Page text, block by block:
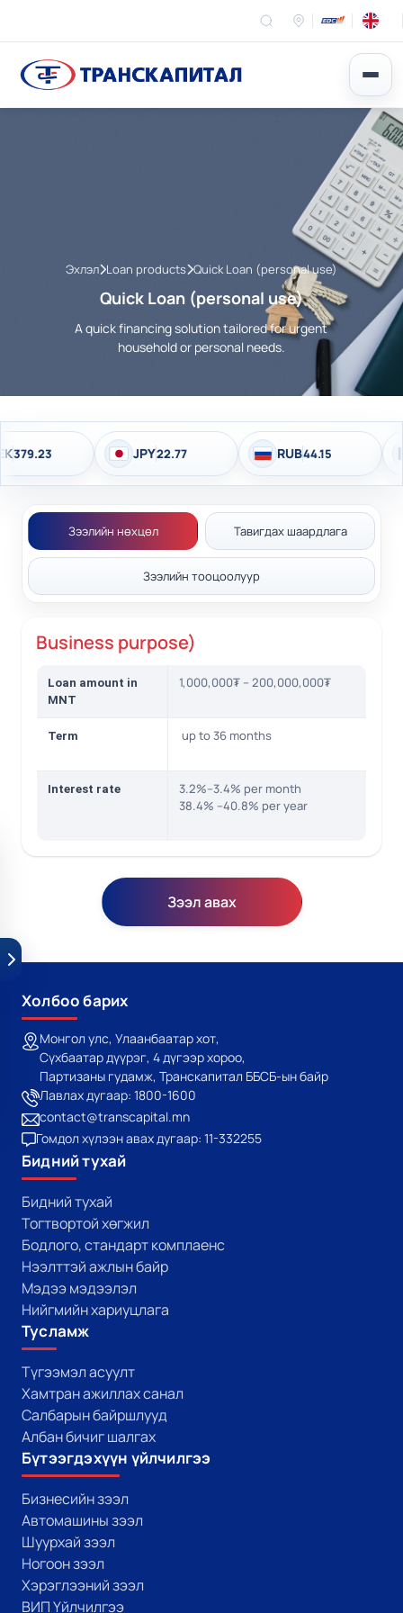
Эхлэл Loan products Quick Loan (personal use)
Quick Loan (personal use)
A quick financing solution tailored for urgent
household or personal needs.
JPY 22.77 RUB44.15
Зээлийн нөхцөл Тавигдах шаардлага
Зээлийн тооцоолуур
Business purpose)
Loan amount in
MNT
1,000,000₮ – 200,000,000₮
Term up to 36 months
Interest rate
3.2%–3.4% per month
38.4% –40.8% per year
Зээл авах
Холбоо барих
Монгол улс, Улаанбаатар хот,
Сүхбаатар дүүрэг, 4 дүгээр хороо,
Партизаны гудамж, Транскапитал ББСБ-ын байр
Лавлах дугаар: 1800-1600
contact@transcapital.mn
Гомдол хүлээн авах дугаар: 11-332255
Бидний тухай
Бидний тухай
Тогтвортой хөгжил
Бодлого, стандарт комплаенс
Нээлттэй ажлын байр
Мэдээ мэдээлэл
Нийгмийн хариуцлага
Тусламж
Түгээмэл асуулт
Хамтран ажиллах санал
Салбарын байршлууд
Албан бичиг шалгах
Бүтээгдэхүүн үйлчилгээ
Бизнесийн зээл
Автомашины зээл
Шуурхай зээл
Ногоон зээл
Хэрэглээний зээл
ВИП Үйлчилгээ